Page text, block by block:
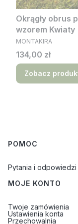
Okrągły obrus
wzorem Kwiaty
PRODUCENT
MONTAKIRA
Cena
134,00 zł
Zobacz
Linki w
POMOC
Pytania i odpowiedzi
MOJE KONTO
Twoje zamówienia
Ustawienia konta
Przechowalnia